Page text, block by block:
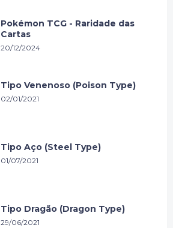
Pokémon TCG - Raridade das
Cartas
20/12/2024
Tipo Venenoso (Poison Type)
02/01/2021
Tipo Aço (Steel Type)
01/07/2021
Tipo Dragão (Dragon Type)
29/06/2021